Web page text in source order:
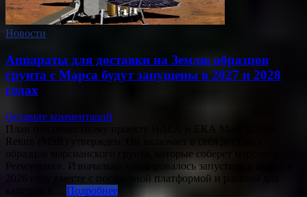
Новости
Аппараты для доставки на Землю образцов
грунта с Марса будут запущены в 2027 и 2028
годах
Оставьте комментарий
План по совместному проекту НАСА и ЕКА Mars Sample
Return (MSR) утвержден. Он включает в себя доставку
образцов марсианского грунта, которые соберет марсоход
Perseverance. Изначально планировалось запустить аппарат в
2026 году вместе с посадочной платформой и ракетой для
Подробнее